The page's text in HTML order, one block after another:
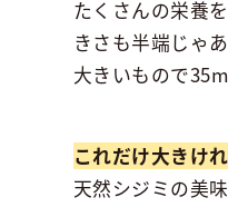
たくさんの栄養
きさも半端じゃ
大きいもので
これだけ大きけ
天然シジミの美